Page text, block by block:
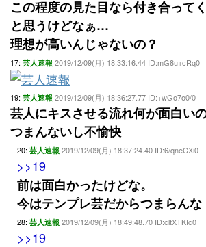
この程度の見た目なら付き合って
と思うけどなぁ…
理想が高いんじゃないの？
17: 芸人速報 2019/12/09(月) 18:33:16.44 ID:mG8u+cRq0
19: 芸人速報 2019/12/09(月) 18:36:27.77 ID:+wGo7o0/0
芸人にキスさせる流れ何が面白い
つまんないし不愉快
20: 芸人速報 2019/12/09(月) 18:37:24.40 ID:6/qneCXi0
>>19
前は面白かったけどな。
今はテンプレ芸だからつまらんな
28: 芸人速報 2019/12/09(月) 18:49:48.70 ID:cltXTKIc0
>>19